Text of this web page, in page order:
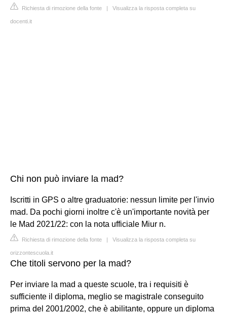
Richiesta di rimozione della fonte | Visualizza la risposta completa su
docenti.it
Chi non può inviare la mad?
Iscritti in GPS o altre graduatorie: nessun limite per l'invio
mad. Da pochi giorni inoltre c'è un'importante novità per
le Mad 2021/22: con la nota ufficiale Miur n.
Richiesta di rimozione della fonte | Visualizza la risposta completa su
orizzontescuola.it
Che titoli servono per la mad?
Per inviare la mad a queste scuole, tra i requisiti è
sufficiente il diploma, meglio se magistrale conseguito
prima del 2001/2002, che è abilitante, oppure un diploma